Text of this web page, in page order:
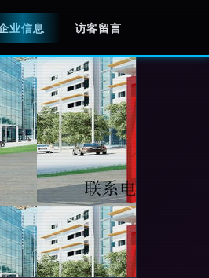
业信息 访客留言